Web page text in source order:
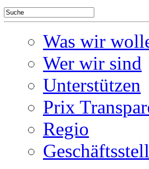
Was wir
Wer wir sind
Unterstützen
Prix
Regio